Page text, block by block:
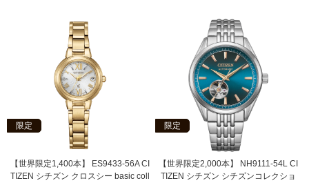
限定
【世界限定1,400本】 ES9433-56A CI
TIZEN シチズン クロスシー basic coll
限定
【世界限定2,000本】 NH9111-54L CI
TIZEN シチズン シチズンコレクショ